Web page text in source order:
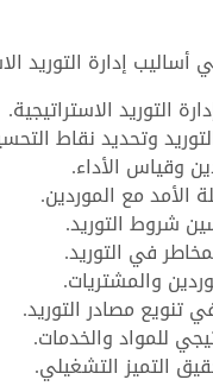
أساليب إدارة التوريد
التوريد الاستراتيجية.
وتحديد نقاط
وقياس الأداء.
الأمد مع الموردين.
شروط التوريد.
في التوريد.
والمشتريات.
تنويع مصادر التوريد.
للمواد والخدمات.
التميز التشغيلي.